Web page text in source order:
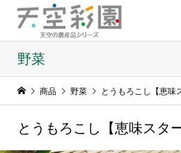
野菜
商品 野菜 とうもろこし【恵味
とうもろこし【恵味スタ